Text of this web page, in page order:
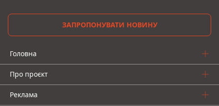
ЗАПРОПОНУВАТИ НОВИНУ
Головна
Про проєкт
Реклама